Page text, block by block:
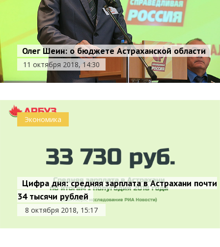
Олег Шеин: о бюджете Астраханской области
11 октября 2018, 14:30
Экономика
Цифра дня: средняя зарплата в Астрахани почти
34 тысячи рублей
8 октября 2018, 15:17
«Днище с подзором»: завод «Лотос» построит
две новые баржи
5 октября 2018, 13:25